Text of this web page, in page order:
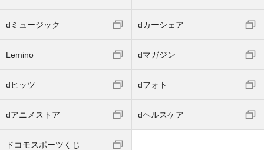
dミュージック dカーシェア
Lemino dマガジン
dヒッツ dフォト
dアニメストア dヘルスケア
ドコモスポーツくじ